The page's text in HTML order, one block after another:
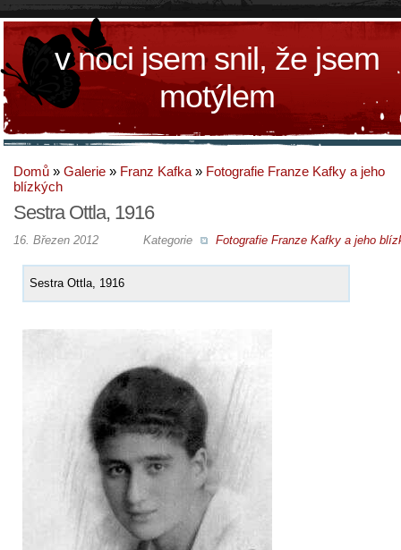
v noci jsem snil, že jsem
motýlem
Domů » Galerie » Franz Kafka » Fotografie Franze Kafky a jeho
blízkých
Sestra Ottla, 1916
Kategorie Fotografie Franze Kafky a jeho
16. Březen 2012
Sestra Ottla, 1916